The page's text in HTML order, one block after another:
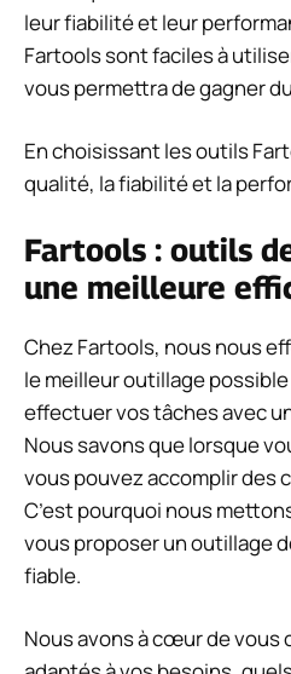
leur fiabilité et leur
Fartools sont faciles à
vous permettra de gagner
En choisissant les outils
qualité, la fiabilité et la
Fartools : outils
une meilleure
Chez Fartools, nous nous
le meilleur outillage
effectuer vos tâches avec
Nous savons que lorsque
vous pouvez accomplir des
C’est pourquoi nous
vous proposer un outillage
fiable.
Nous avons à cœur de vous